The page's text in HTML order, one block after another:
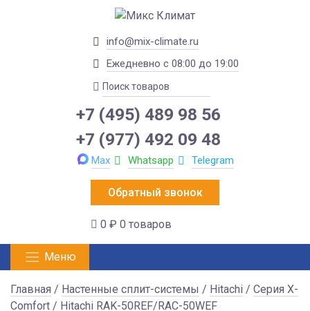
info@mix-climate.ru
Ежедневно с 08:00 до 19:00
+7 (495) 489 98 56
+7 (977) 492 09 48
Max Whatsapp Telegram
Обратный звонок
0 ₽ 0 товаров
Меню
Главная / Настенные сплит-системы / Hitachi / Серия X-
Comfort / Hitachi RAK-50REF/RAC-50WEF